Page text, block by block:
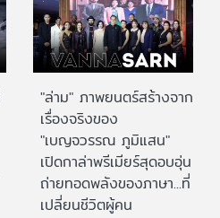
"ล่าม" ภาพยนตร์สร้างจาก
เรื่องจริงของ
"เบญจวรรณ ภูมิแสน"
เปิดกาล่าพรีเมียร์สุดอบอุ่น
ถ่ายทอดพลังของภาษา...ที่
เปลี่ยนชีวิตผู้คน